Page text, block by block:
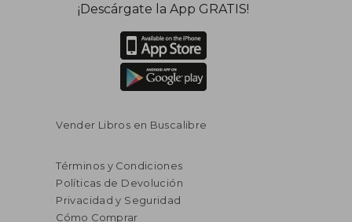
¡Descárgate la App GRATIS!
Vender Libros en Buscalibre
Términos y Condiciones
Políticas de Devolución
Privacidad y Seguridad
Cómo Comprar